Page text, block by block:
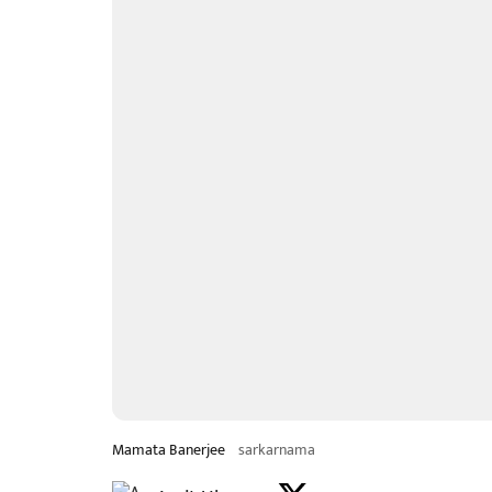
Mamata Banerjee sarkarnama